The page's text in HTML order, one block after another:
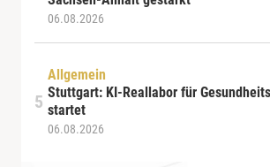
06.08.2026
Allgemein
Stuttgart: KI-Reallabor für
startet
06.08.2026